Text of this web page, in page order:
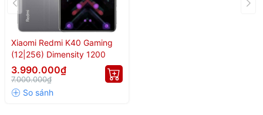
Xiaomi Redmi K40 Gaming
(12|256) Dimensity 1200
3.990.000₫
7.000.000₫